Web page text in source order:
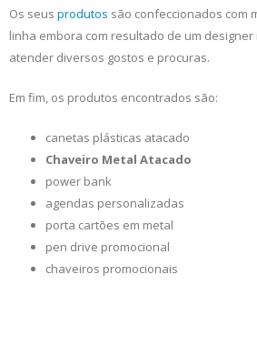
Os seus produtos são confeccionados com
linha embora com resultado de um
atender diversos gostos e procuras.
Em fim, os produtos encontrados são:
canetas plásticas atacado
Chaveiro Metal Atacado
power bank
agendas personalizadas
porta cartões em metal
pen drive promocional
chaveiros promocionais